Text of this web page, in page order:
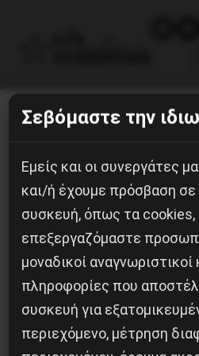
Paul-Klee5
22 Ιουνίου, 2026
Σεβόμαστε την
Εμείς και οι συνεργάτες
και/ή έχουμε πρόσβαση
συσκευή, όπως τα cookies,
επεξεργαζόμαστε
μοναδικοί
πληροφορίες που
συσκευή για
περιεχόμενο, μέτρηση